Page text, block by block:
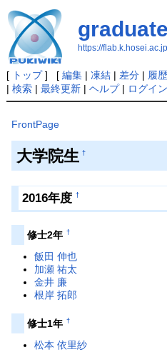
graduate
https://
[ トップ] [ 編集| 凍結| 差分| 履歴
| 検索| 最終更新| ヘルプ| ログイン
FrontPage
大学院生 †
2016年度 †
修士2年 †
飯田 伸也
加瀬 祐太
金井 廉
根岸 拓郎
修士1年 †
松本 依里紗